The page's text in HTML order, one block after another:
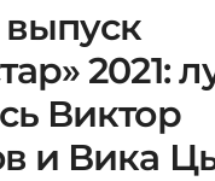
2021:
Виктор
и Вика